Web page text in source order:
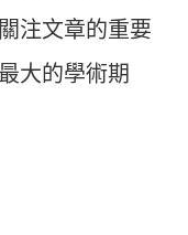
注文章的重要
大的學術期